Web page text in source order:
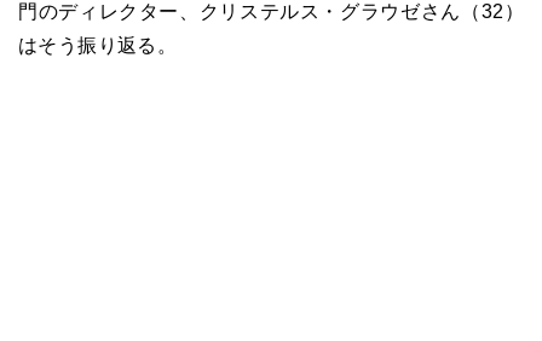
門のディレクター、クリステルス・グラウゼさん（32）
はそう振り返る。